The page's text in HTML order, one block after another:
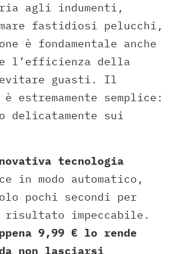
agli indumenti,
fastidiosi pelucchi,
è fondamentale anche
l’efficienza della
guasti. Il
è estremamente semplice:
delicatamente sui
tecnologia
in modo automatico,
pochi secondi per
impeccabile.
9,99 € lo rende
da non lasciarsi